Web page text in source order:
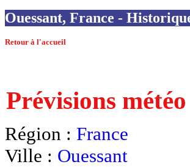
Ouessant, France -
Retour à l'accueil
Prévisions météo
Région : France
Ville : Ouessant